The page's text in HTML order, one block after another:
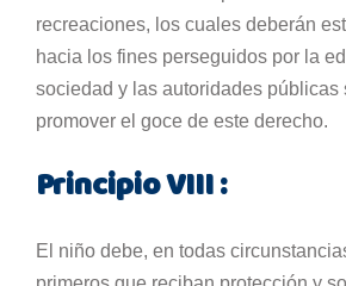
recreaciones, los cuales deberán
hacia los fines perseguidos por la
sociedad y las autoridades públicas
promover el goce de este derecho.
Principio VIII :
El niño debe, en todas